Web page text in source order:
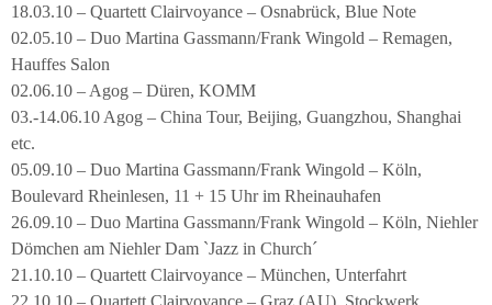
18.03.10 – Quartett Clairvoyance – Osnabrück, Blue Note
02.05.10 – Duo Martina Gassmann/Frank Wingold – Remagen,
Hauffes Salon
02.06.10 – Agog – Düren, KOMM
03.-14.06.10 Agog – China Tour, Beijing, Guangzhou, Shanghai
etc.
05.09.10 – Duo Martina Gassmann/Frank Wingold – Köln,
Boulevard Rheinlesen, 11 + 15 Uhr im Rheinauhafen
26.09.10 – Duo Martina Gassmann/Frank Wingold – Köln, Niehler
Dömchen am Niehler Dam `Jazz in Church´
21.10.10 – Quartett Clairvoyance – München, Unterfahrt
22.10.10 – Quartett Clairvoyance – Graz (AU), Stockwerk